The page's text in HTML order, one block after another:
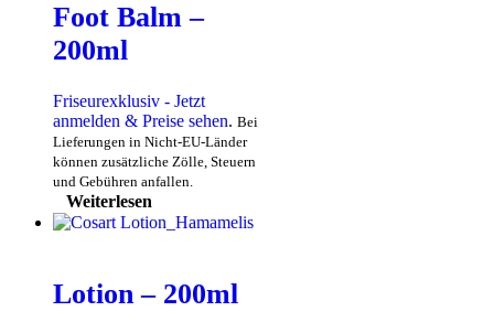
Foot Balm –
200ml
Friseurexklusiv - Jetzt
anmelden & Preise sehen. Bei
Lieferungen in Nicht-EU-Länder
können zusätzliche Zölle, Steuern
und Gebühren anfallen.
Weiterlesen
Lotion – 200ml